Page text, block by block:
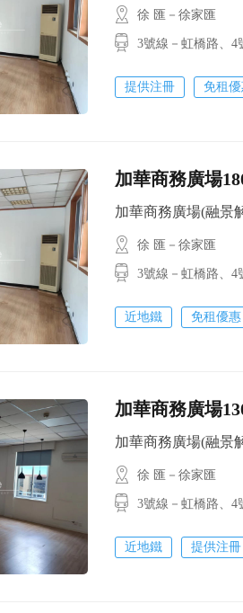
徐 匯－徐家匯
3號線－虹橋路
提供注冊 免租
加華商務廣場
加華商務廣場(融景
徐 匯－徐家匯
3號線－虹橋路
近地鐵 免租優惠
加華商務廣場
加華商務廣場(融景
徐 匯－徐家匯
3號線－虹橋路、
近地鐵 提供注冊